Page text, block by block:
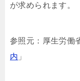
が求められます。
参照元：厚生労働
内 」